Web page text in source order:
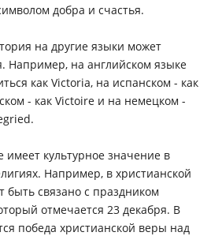
добра и счастья.
на другие языки может
Например, на английском языке
как Victoria, на испанском - как
- как Victoire и на немецком -
имеет культурное значение в
Например, в христианской
быть связано с праздником
отмечается 23 декабря. В
победа христианской веры над